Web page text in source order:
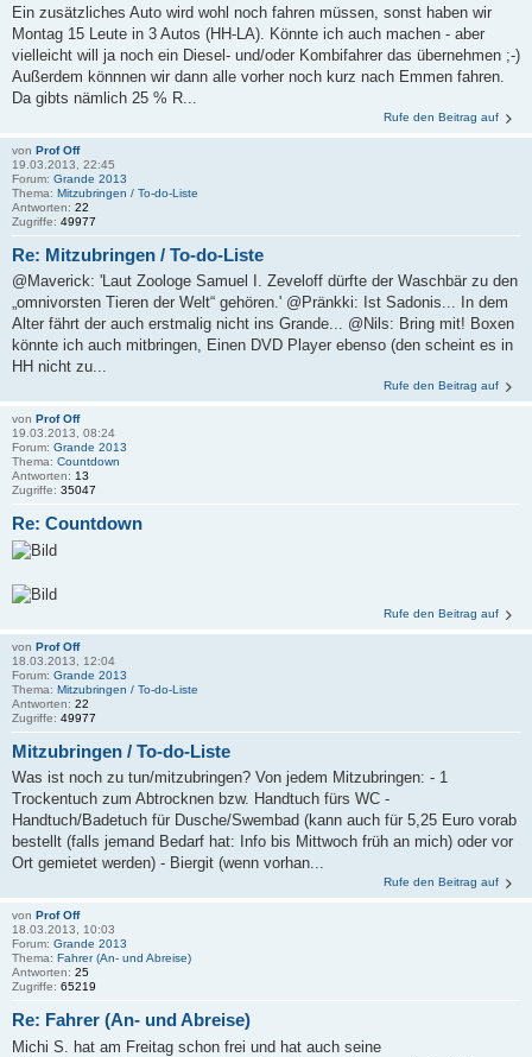
Ein zusätzliches Auto wird wohl noch fahren müssen, sonst haben wir
Montag 15 Leute in 3 Autos (HH-LA). Könnte ich auch machen - aber
vielleicht will ja noch ein Diesel- und/oder Kombifahrer das übernehmen ;-)
Außerdem könnnen wir dann alle vorher noch kurz nach Emmen fahren.
Da gibts nämlich 25 % R...
Rufe den Beitrag auf
von Prof Off
19.03.2013, 22:45
Forum: Grande 2013
Thema: Mitzubringen / To-do-Liste
Antworten: 22
Zugriffe: 49977
Re: Mitzubringen / To-do-Liste
@Maverick: 'Laut Zoologe Samuel I. Zeveloff dürfte der Waschbär zu den
„omnivorsten Tieren der Welt“ gehören.' @Pränkki: Ist Sadonis... In dem
Alter fährt der auch erstmalig nicht ins Grande... @Nils: Bring mit! Boxen
könnte ich auch mitbringen, Einen DVD Player ebenso (den scheint es in
HH nicht zu...
Rufe den Beitrag auf
von Prof Off
19.03.2013, 08:24
Forum: Grande 2013
Thema: Countdown
Antworten: 13
Zugriffe: 35047
Re: Countdown
Rufe den Beitrag auf
von Prof Off
18.03.2013, 12:04
Forum: Grande 2013
Thema: Mitzubringen / To-do-Liste
Antworten: 22
Zugriffe: 49977
Mitzubringen / To-do-Liste
Was ist noch zu tun/mitzubringen? Von jedem Mitzubringen: - 1
Trockentuch zum Abtrocknen bzw. Handtuch fürs WC -
Handtuch/Badetuch für Dusche/Swembad (kann auch für 5,25 Euro vorab
bestellt (falls jemand Bedarf hat: Info bis Mittwoch früh an mich) oder vor
Ort gemietet werden) - Biergit (wenn vorhan...
Rufe den Beitrag auf
von Prof Off
18.03.2013, 10:03
Forum: Grande 2013
Thema: Fahrer (An- und Abreise)
Antworten: 25
Zugriffe: 65219
Re: Fahrer (An- und Abreise)
Michi S. hat am Freitag schon frei und hat auch seine